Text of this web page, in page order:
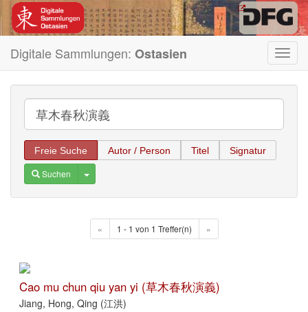
Digitale Sammlungen: Ostasien
Freie Suche Autor / Person Titel Signatur
Suchen Toggle Dropdown
« 1 - 1 von 1 Treffer(n) »
Cao mu chun qiu yan yi (草木春秋演義)
Jiang, Hong, Qing (江洪)